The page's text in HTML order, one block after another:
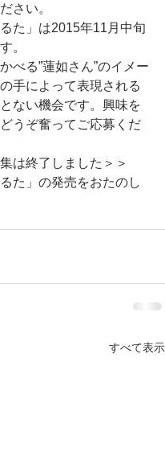
さい。
るた」は2015年11月中旬
。
べる”蓮如さん”のイメー
手によって表現される
ない機会です。興味を
うぞ奮ってご応募くだ
は終了しました＞＞
るた」の発売をおたのし
すべて表示